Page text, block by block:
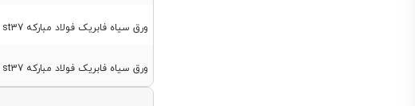
ورق سیاه فابریک فولاد مبارکه st37 ضخامت 12 عرض 1500*6000
ورق سیاه فابریک فولاد مبارکه st37 ضخامت 15 عرض 1500*6000